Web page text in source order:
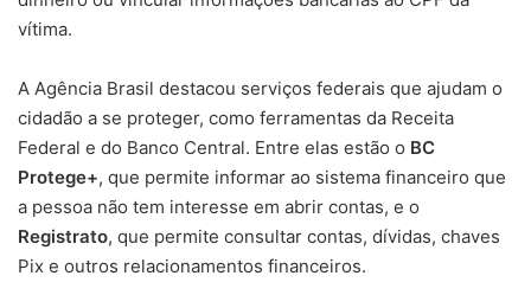
vítima.
A Agência Brasil destacou serviços federais que ajudam o
cidadão a se proteger, como ferramentas da Receita
Federal e do Banco Central. Entre elas estão o BC
Protege+, que permite informar ao sistema financeiro que
a pessoa não tem interesse em abrir contas, e o
Registrato, que permite consultar contas, dívidas, chaves
Pix e outros relacionamentos financeiros.